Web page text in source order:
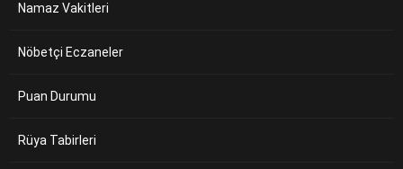
Namaz Vakitleri
Nöbetçi Eczaneler
Puan Durumu
Rüya Tabirleri